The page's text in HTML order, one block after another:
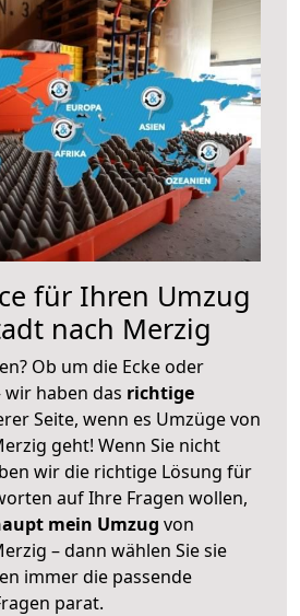
für Ihren Umzug
nach Merzig
Ob um die Ecke oder
haben das richtige
Seite, wenn es Umzüge von
geht! Wenn Sie nicht
wir die richtige Lösung für
auf Ihre Fragen wollen,
mein Umzug von
– dann wählen Sie sie
immer die passende
parat.